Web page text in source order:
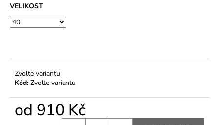
VELIKOST
Zvolte variantu
Kód: Zvolte variantu
od 910 Kč